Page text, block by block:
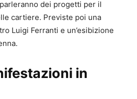
dei progetti per il
cartiere. Previste poi una
Luigi Ferranti e un’esibizione
in